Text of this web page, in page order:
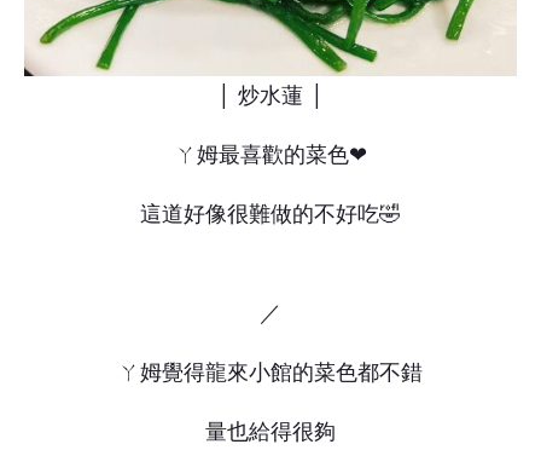
│ 炒水蓮 │
ㄚ姆最喜歡的菜色❤
這道好像很難做的不好吃🤣
／
ㄚ姆覺得龍來小館的菜色都不錯
量也給得很夠